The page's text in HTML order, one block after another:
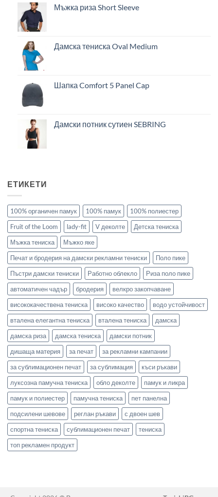
Мъжка риза Short Sleeve
Дамска тениска Oval Medium
Шапка Comfort 5 Panel Cap
Дамски потник сутиен SEBRING
ЕТИКЕТИ
100% органичен памук 100% памук
100% полиестер
Fruit of the Loom
lady-fit V деколте
Детска тениска
Мъжка тениска
Мъжко яке
Печат и бродерия на дамски рекламни тениски
Поло пике
Пъстри дамски тениски
Работно облекло
Риза поло пике
автоматичен чадър
бродерия
велкро закопчаване
висококачествена тениска
високо качество
водо устойчивост
вталена елегантна тениска
вталена тениска
дамска
дамска риза
дамска тениска
дамски потник
дишаща материя
за печат
за рекламни кампании
за сублимационен печат
за сублимация
къси ръкави
луксозна памучна тениска
обло деколте
памук и ликра
памук и полиестер
памучна тениска
пет панелна
подсилени шевове
реглан ръкави
с двоен шев
спортна тениска
сублимационен печат
тениска
топ рекламен продукт